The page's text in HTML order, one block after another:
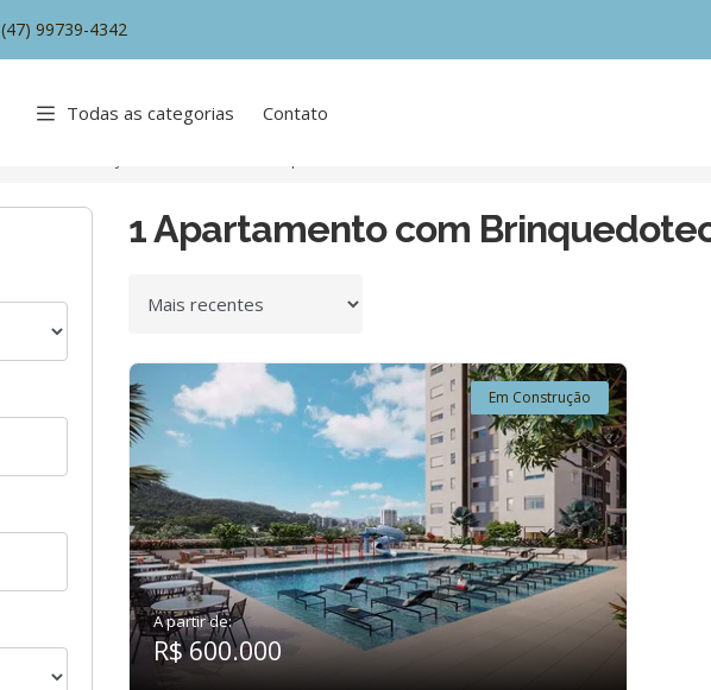
(47) 99739-4342
Todas as categorias Contato
1 Apartamento com
Ordenar por
Em Construção
A partir de:
R$ 600.000